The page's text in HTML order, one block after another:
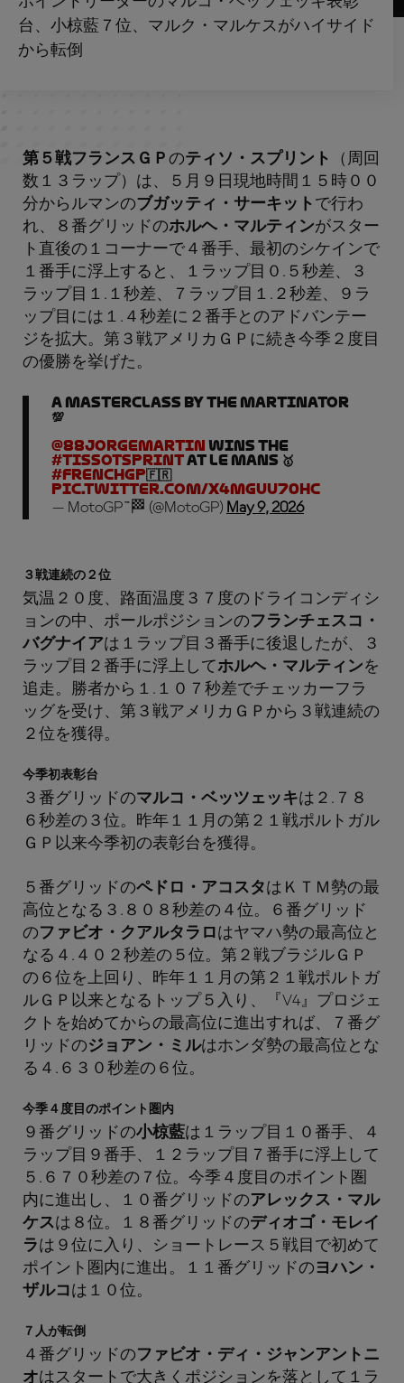
台、小椋藍７位、マルク・マルケスがハイサイド
から転倒
第５戦フランスＧＰ のティソ・スプリント
（周回
数１３ラップ）は、５月９日現地時間１５時００
分からルマンのブガッティ・サーキット で行わ
れ、８番グリッドのホルヘ・マルティンがスター
ト直後の１コーナーで４番手、最初のシケインで
１番手に浮上すると、１ラップ目０.５秒差、３
ラップ目１.１秒差、７ラップ目１.２秒差、９ラ
ップ目には１.４秒差に２番手とのアドバンテー
ジを拡大。第３戦アメリカＧＰに続き今季２度目
の優勝を挙げた。
A MASTERCLASS BY THE MARTINATOR
💯
@88jorgemartin wins the
#TissotSprintat Le Mans 🥇
#FrenchGP🇫🇷
pic.twitter.com/X4MgUu70Hc
— MotoGP™🏁 (@MotoGP) May 9, 2026
３戦連続の２位
気温２０度、路面温度３７度のドライコンディシ
ョンの中、ポールポジションのフランチェスコ・
バグナイアは１ラップ目３番手に後退したが、３
ラップ目２番手に浮上してホルヘ・マルティンを
追走。勝者から１.１０７秒差でチェッカーフラ
ッグを受け、第３戦アメリカＧＰから３戦連続の
２位を獲得。
今季初表彰台
３番グリッドのマルコ・ベッツェッキは２.７８
６秒差の３位。昨年１１月の第２１戦ポルトガル
ＧＰ以来今季初の表彰台を獲得。
５番グリッドのペドロ・アコスタはＫＴＭ勢の最
高位となる３.８０８秒差の４位。６番グリッド
のファビオ・クアルタラロ はヤマハ勢の最高位と
なる４.４０２秒差の５位。第２戦ブラジルＧＰ
の６位を上回り、昨年１１月の第２１戦ポルトガ
ルＧＰ以来となるトップ５入り、『V4』プロジェ
クトを始めてからの最高位に進出すれば、７番グ
リッドのジョアン・ミルはホンダ勢の最高位とな
る４.６３０秒差の６位。
今季４度目のポイント圏内
９番グリッドの小椋藍は１ラップ目１０番手、４
ラップ目９番手、１２ラップ目７番手に浮上して
５.６７０秒差の７位。今季４度目のポイント圏
内に進出し、１０番グリッドのアレックス・マル
ケスは８位。１８番グリッドのディオゴ・モレイ
ラは９位に入り、ショートレース５戦目で初めて
ポイント圏内に進出。１１番グリッドのヨハン・
ザルコ は１０位。
７人が転倒
４番グリッドのファビオ・ディ・ジャンアントニ
オはスタートで大きくポジションを落として１ラ